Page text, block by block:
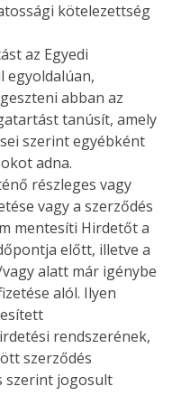
kötelezettség
az Egyedi
egyoldalúan,
abban az
tanúsít, amely
szerint egyébként
adna.
részleges vagy
vagy a szerződés
mentesíti Hirdetőt a
előtt, illetve a
alatt már igénybe
alól. Ilyen
rendszerének,
szerződés
szerint jogosult